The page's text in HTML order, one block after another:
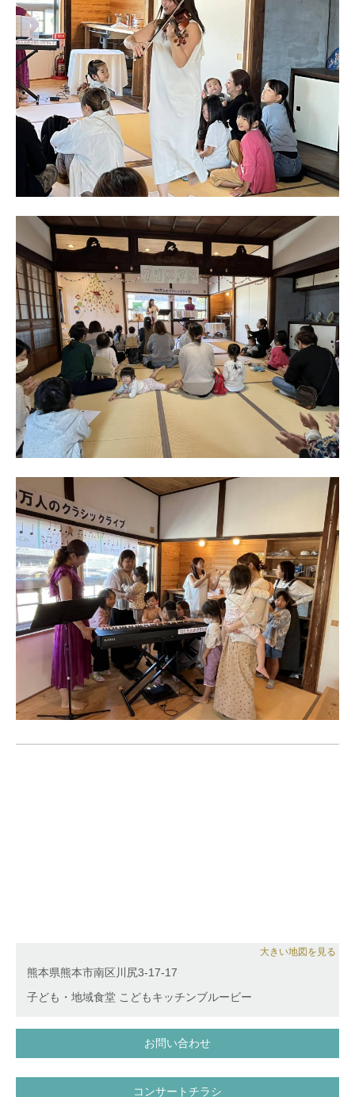
大きい地図を見る
熊本県熊本市南区川尻3-17-17
子ども・地域食堂 こどもキッチンブルービー
お問い合わせ
コンサートチラシ